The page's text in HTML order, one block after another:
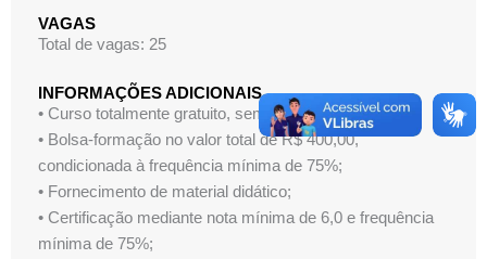
VAGAS
Total de vagas: 25
INFORMAÇÕES ADICIONAIS
• Curso totalmente gratuito, sem taxa de inscrição;
• Bolsa-formação no valor total de R$ 400,00,
condicionada à frequência mínima de 75%;
• Fornecimento de material didático;
• Certificação mediante nota mínima de 6,0 e frequência
mínima de 75%;